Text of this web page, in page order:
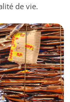
de vie.